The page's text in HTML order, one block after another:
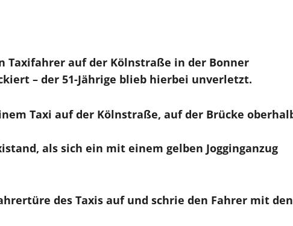
Taxifahrer auf der Kölnstraße in der Bonner
– der 51-Jährige blieb hierbei unverletzt.
Taxi auf der Kölnstraße, auf der Brücke
als sich ein mit einem gelben Jogginganzug
des Taxis auf und schrie den Fahrer mit den